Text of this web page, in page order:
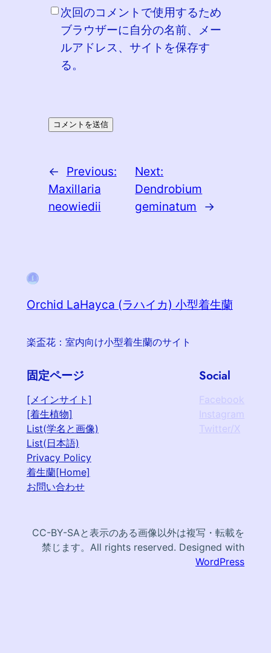
次回のコメントで使用するため
ブラウザーに自分の名前、メー
ルアドレス、サイトを保存す
る。
←
Previous:
Maxillaria
neowiedii
Next:
Dendrobium
geminatum
→
Orchid LaHayca (ラハイカ) 小型着生蘭
楽盃花：室内向け小型着生蘭のサイト
固定ページ
[メインサイト]
[着生植物]
List(学名と画像)
List(日本語)
Privacy Policy
着生蘭[Home]
お問い合わせ
Social
Facebook
Instagram
Twitter/X
CC-BY-SAと表示のある画像以外は複写・転載を
禁じます。All rights reserved. Designed with
WordPress